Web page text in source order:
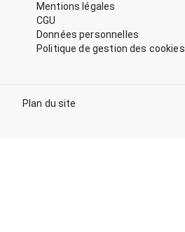
Mentions légales
CGU
Données personnelles
Politique de gestion des cookies
Plan du site